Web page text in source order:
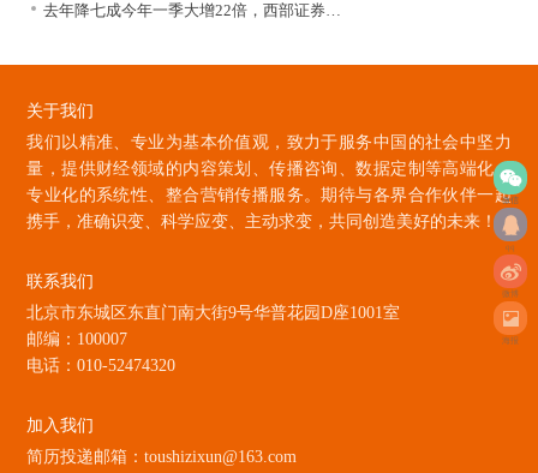
微信
qq
微博
海报
去年降七成今年一季大增22倍，西部证券…
关于我们
我们以精准、专业为基本价值观，致力于服务中国的社会中坚力
量，提供财经领域的内容策划、传播咨询、数据定制等高端化、
专业化的系统性、整合营销传播服务。期待与各界合作伙伴一起
携手，准确识变、科学应变、主动求变，共同创造美好的未来！
联系我们
北京市东城区东直门南大街9号华普花园D座1001室
邮编：100007
电话：010-52474320
加入我们
简历投递邮箱：toushizixun@163.com